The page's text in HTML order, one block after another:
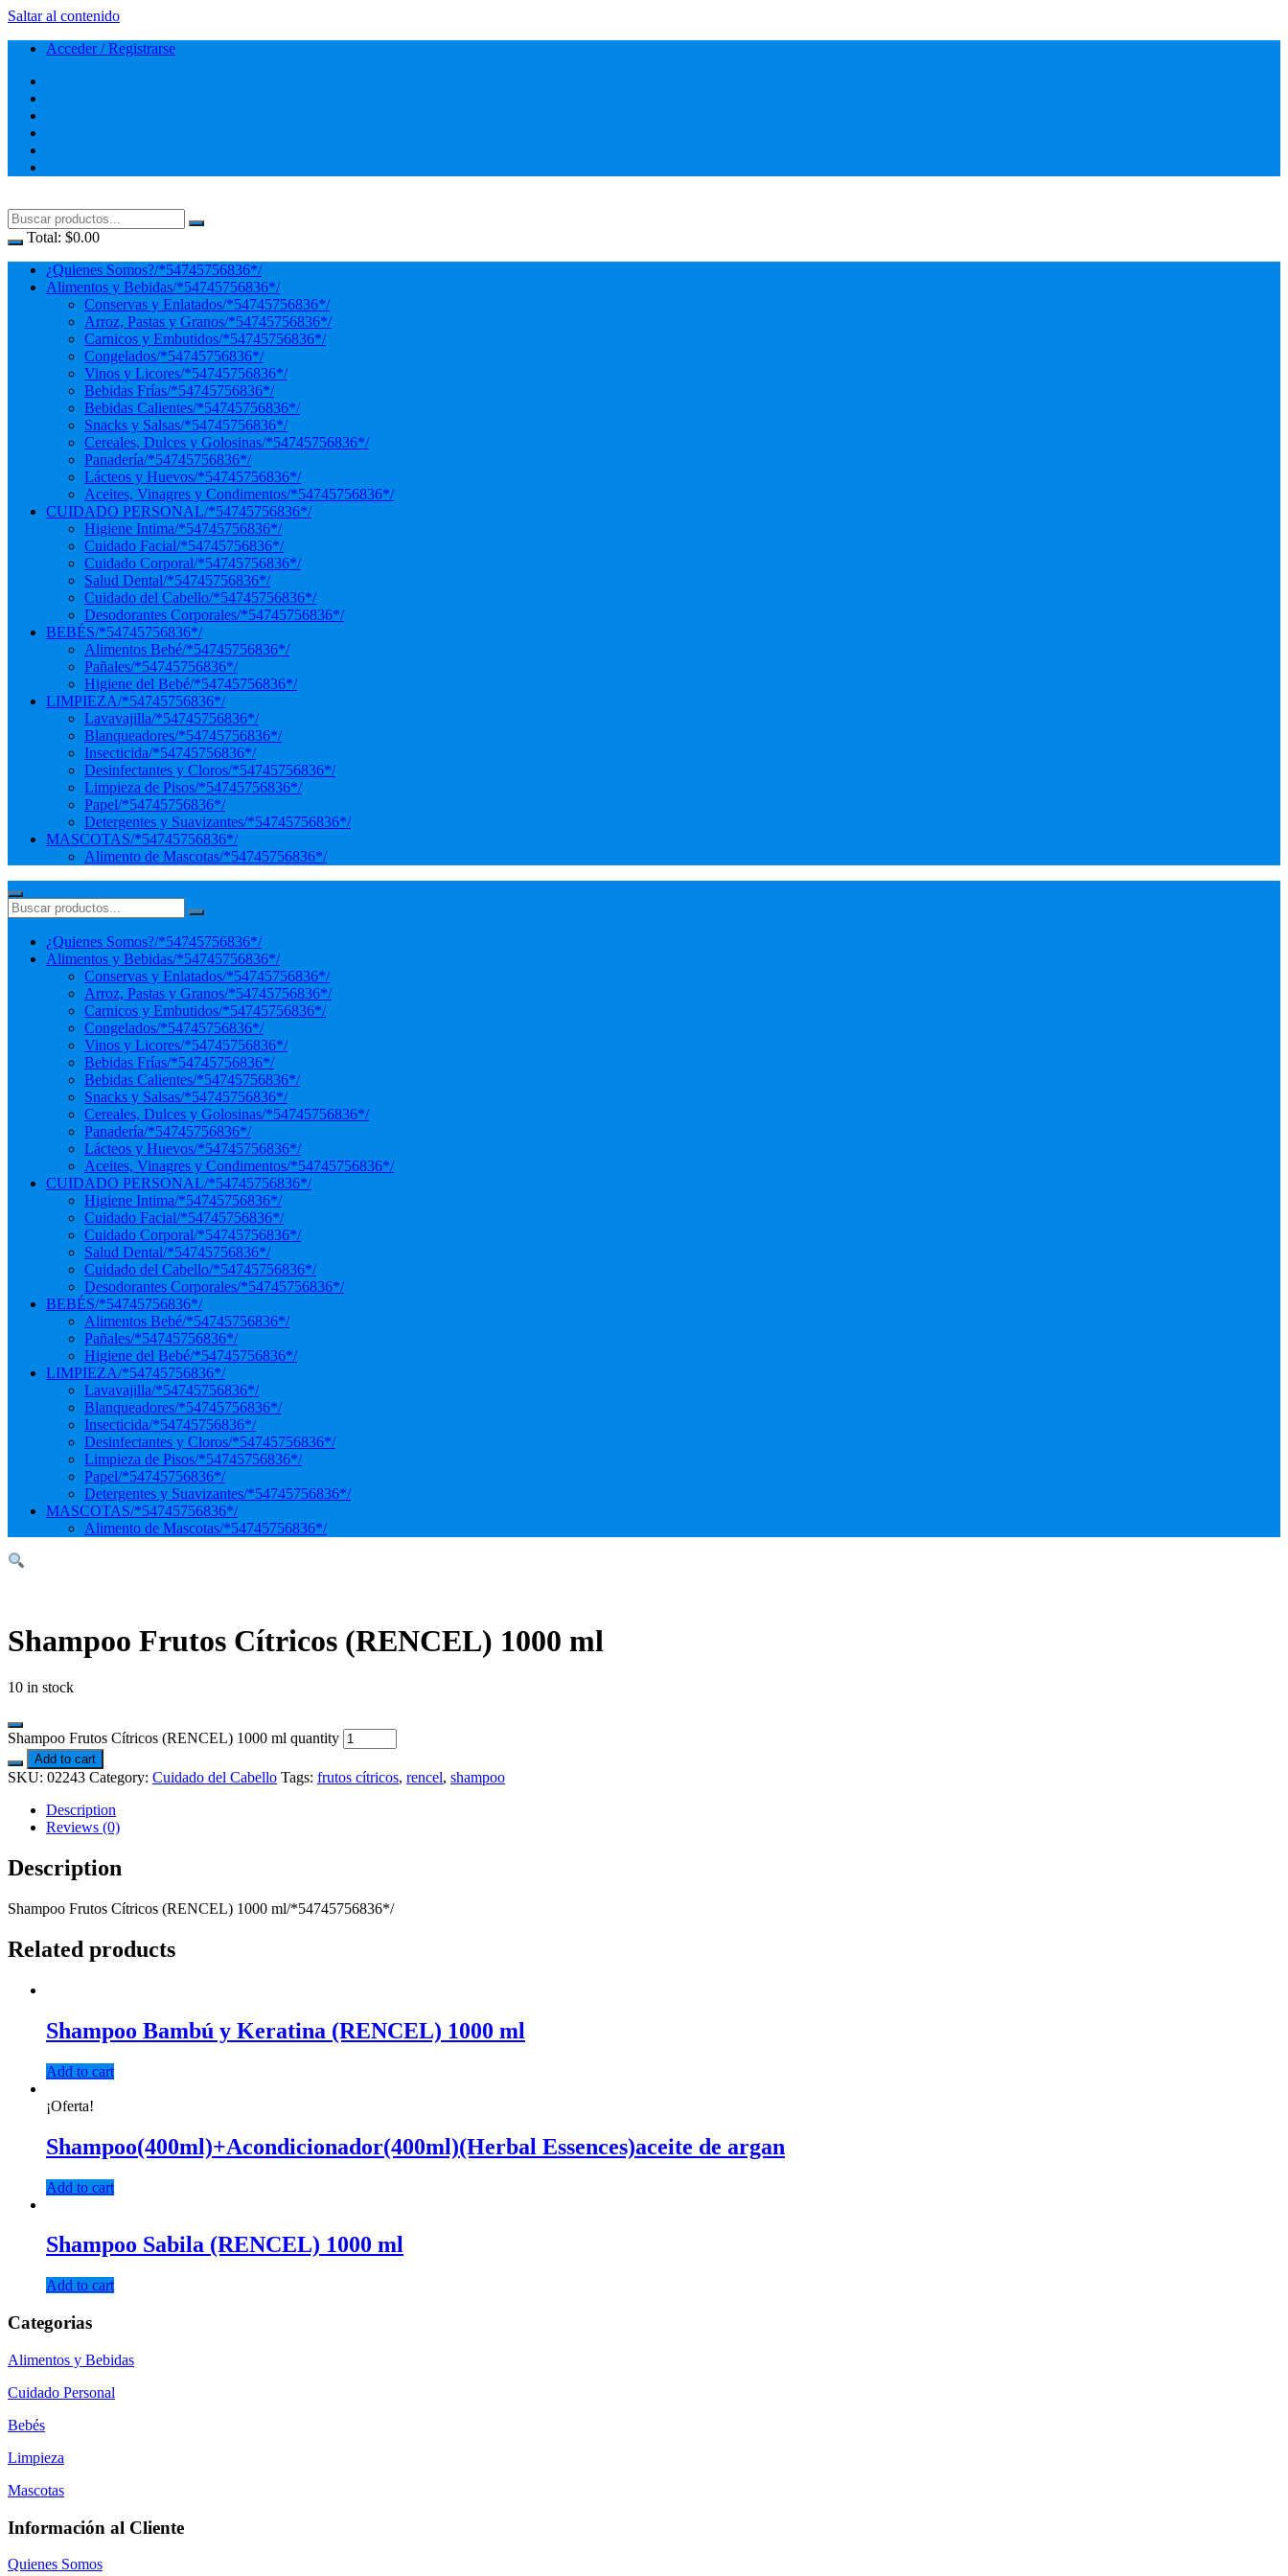
Saltar al contenido
Acceder / Registrarse
Total: $0.00
¿Quienes Somos?/*54745756836*/
Alimentos y Bebidas/*54745756836*/
Conservas y Enlatados/*54745756836*/
Arroz, Pastas y Granos/*54745756836*/
Carnicos y Embutidos/*54745756836*/
Congelados/*54745756836*/
Vinos y Licores/*54745756836*/
Bebidas Frías/*54745756836*/
Bebidas Calientes/*54745756836*/
Snacks y Salsas/*54745756836*/
Cereales, Dulces y Golosinas/*54745756836*/
Panadería/*54745756836*/
Lácteos y Huevos/*54745756836*/
Aceites, Vinagres y Condimentos/*54745756836*/
CUIDADO PERSONAL/*54745756836*/
Higiene Intima/*54745756836*/
Cuidado Facial/*54745756836*/
Cuidado Corporal/*54745756836*/
Salud Dental/*54745756836*/
Cuidado del Cabello/*54745756836*/
Desodorantes Corporales/*54745756836*/
BEBÉS/*54745756836*/
Alimentos Bebé/*54745756836*/
Pañales/*54745756836*/
Higiene del Bebé/*54745756836*/
LIMPIEZA/*54745756836*/
Lavavajilla/*54745756836*/
Blanqueadores/*54745756836*/
Insecticida/*54745756836*/
Desinfectantes y Cloros/*54745756836*/
Limpieza de Pisos/*54745756836*/
Papel/*54745756836*/
Detergentes y Suavizantes/*54745756836*/
MASCOTAS/*54745756836*/
Alimento de Mascotas/*54745756836*/
¿Quienes Somos?/*54745756836*/
Alimentos y Bebidas/*54745756836*/
Conservas y Enlatados/*54745756836*/
Arroz, Pastas y Granos/*54745756836*/
Carnicos y Embutidos/*54745756836*/
Congelados/*54745756836*/
Vinos y Licores/*54745756836*/
Bebidas Frías/*54745756836*/
Bebidas Calientes/*54745756836*/
Snacks y Salsas/*54745756836*/
Cereales, Dulces y Golosinas/*54745756836*/
Panadería/*54745756836*/
Lácteos y Huevos/*54745756836*/
Aceites, Vinagres y Condimentos/*54745756836*/
CUIDADO PERSONAL/*54745756836*/
Higiene Intima/*54745756836*/
Cuidado Facial/*54745756836*/
Cuidado Corporal/*54745756836*/
Salud Dental/*54745756836*/
Cuidado del Cabello/*54745756836*/
Desodorantes Corporales/*54745756836*/
BEBÉS/*54745756836*/
Alimentos Bebé/*54745756836*/
Pañales/*54745756836*/
Higiene del Bebé/*54745756836*/
LIMPIEZA/*54745756836*/
Lavavajilla/*54745756836*/
Blanqueadores/*54745756836*/
Insecticida/*54745756836*/
Desinfectantes y Cloros/*54745756836*/
Limpieza de Pisos/*54745756836*/
Papel/*54745756836*/
Detergentes y Suavizantes/*54745756836*/
MASCOTAS/*54745756836*/
Alimento de Mascotas/*54745756836*/
Shampoo Frutos Cítricos (RENCEL) 1000 ml
10 in stock
Shampoo Frutos Cítricos (RENCEL) 1000 ml quantity
Add to cart
SKU: 02243 Category: Cuidado del Cabello Tags: frutos cítricos, rencel, shampoo
Description
Reviews (0)
Description
Shampoo Frutos Cítricos (RENCEL) 1000 ml/*54745756836*/
Related products
Shampoo Bambú y Keratina (RENCEL) 1000 ml
Add to cart
¡Oferta!
Shampoo(400ml)+Acondicionador(400ml)(Herbal Essences)aceite de argan
Add to cart
Shampoo Sabila (RENCEL) 1000 ml
Add to cart
Categorias
Alimentos y Bebidas
Cuidado Personal
Bebés
Limpieza
Mascotas
Información al Cliente
Quienes Somos